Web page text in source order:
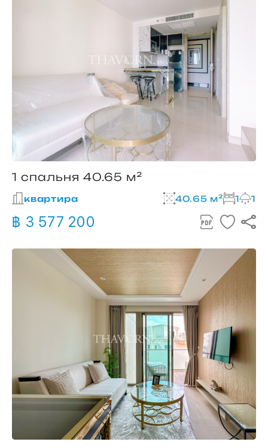
1 спальня 40.65 м²
квартира 40.65 м² 1 1
฿ 3 577 200